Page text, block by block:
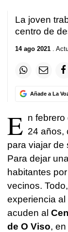
minutes,
La joven
centro de
14 ago 2021 .
Añade a La
E n febrero
24 años,
para viajar de
Para dejar
habitantes
vecinos.
experiencia
acuden al
de O Viso,